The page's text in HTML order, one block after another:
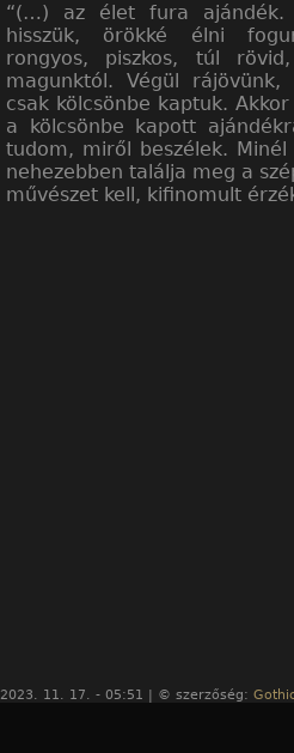
“(…) az élet fura ajándék.
hisszük, örökké élni
rongyos, piszkos, túl
magunktól. Végül
csak kölcsönbe kaptuk.
a kölcsönbe kapott
tudom, miről beszélek.
nehezebben találja meg a
művészet kell, kifinomult
2023. 11. 17. - 05:51 | © szerzőség: